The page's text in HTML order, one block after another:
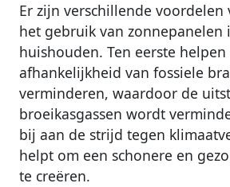
Er zijn verschillende voordelen
het gebruik van zonnepanelen
huishouden. Ten eerste helpen
afhankelijkheid van fossiele
verminderen, waardoor de
broeikasgassen wordt
bij aan de strijd tegen
helpt om een schonere en
te creëren.